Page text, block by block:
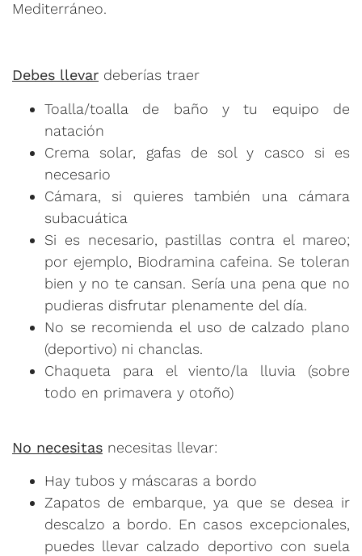
Mediterráneo.
Debes llevar deberías traer
Toalla/toalla de baño y tu equipo de
natación
Crema solar, gafas de sol y casco si es
necesario
Cámara, si quieres también una cámara
subacuática
Si es necesario, pastillas contra el mareo;
por ejemplo, Biodramina cafeina. Se toleran
bien y no te cansan. Sería una pena que no
pudieras disfrutar plenamente del día.
No se recomienda el uso de calzado plano
(deportivo) ni chanclas.
Chaqueta para el viento/la lluvia (sobre
todo en primavera y otoño)
No necesitas necesitas llevar:
Hay tubos y máscaras a bordo
Zapatos de embarque, ya que se desea ir
descalzo a bordo. En casos excepcionales,
puedes llevar calzado deportivo con suela